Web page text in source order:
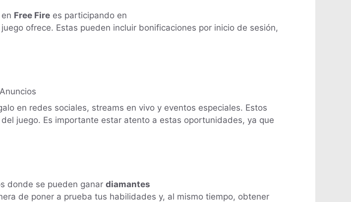
en Free Fire es participando en
ofrece. Estas pueden incluir bonificaciones por inicio de sesión,
Anuncios
en redes sociales, streams en vivo y eventos especiales. Estos
juego. Es importante estar atento a estas oportunidades, ya que
donde se pueden ganar diamantes
de poner a prueba tus habilidades y, al mismo tiempo, obtener